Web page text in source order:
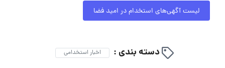
لیست آگهی‌های استخدام در امید فضا
دسته بندی : اخبار استخدامی